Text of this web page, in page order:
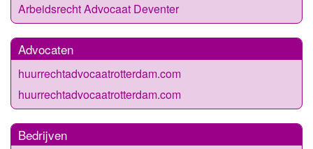
Arbeidsrecht Advocaat Deventer
Advocaten
huurrechtadvocaatrotterdam.com
huurrechtadvocaatrotterdam.com
Bedrijven